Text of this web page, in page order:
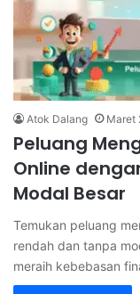
Atok Dalang Maret
Peluang
Online
Modal Besar
Temukan peluang
rendah dan tanpa
meraih kebebasan